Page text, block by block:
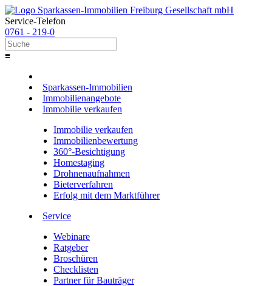
Service-Telefon
0761 - 219-0
≡
Sparkassen-Immobilien
Immobilienangebote
Immobilie verkaufen
Immobilie verkaufen
Immobilienbewertung
360°-Besichtigung
Homestaging
Drohnenaufnahmen
Bieterverfahren
Erfolg mit dem Marktführer
Service
Webinare
Ratgeber
Broschüren
Checklisten
Partner für Bauträger